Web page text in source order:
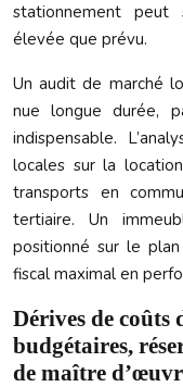
stationnement peut
élevée que prévu.
Un audit de marché
nue longue durée,
indispensable.
locales sur la
transports en
tertiaire. Un
positionné sur le
fiscal maximal en
Dérives de coûts
budgétaires,
de maître